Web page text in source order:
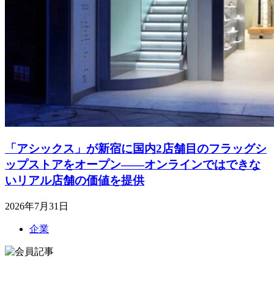
「アシックス」が新宿に国内2店舗目のフラッグシ
ップストアをオープン――オンラインではできな
いリアル店舗の価値を提供
2026年7月31日
企業